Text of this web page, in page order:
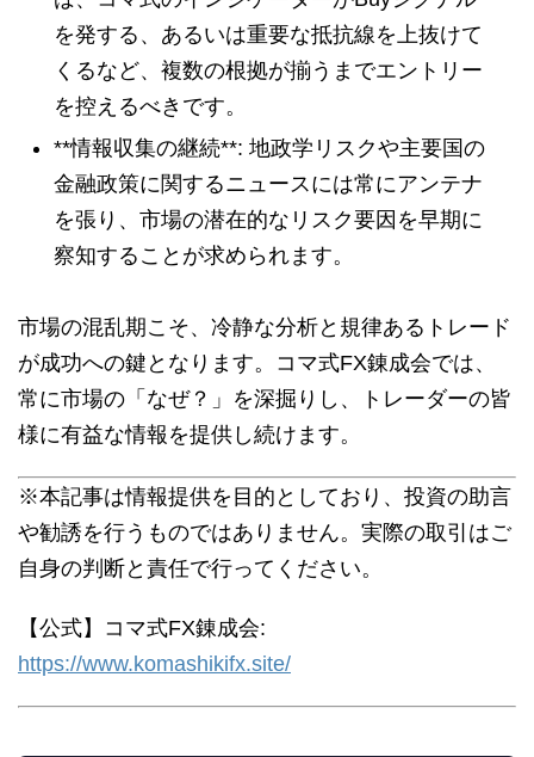
を発する、あるいは重要な抵抗線を上抜けて
くるなど、複数の根拠が揃うまでエントリー
を控えるべきです。
**情報収集の継続**: 地政学リスクや主要国の
金融政策に関するニュースには常にアンテナ
を張り、市場の潜在的なリスク要因を早期に
察知することが求められます。
市場の混乱期こそ、冷静な分析と規律あるトレード
が成功への鍵となります。コマ式FX錬成会では、
常に市場の「なぜ？」を深掘りし、トレーダーの皆
様に有益な情報を提供し続けます。
※本記事は情報提供を目的としており、投資の助言
や勧誘を行うものではありません。実際の取引はご
自身の判断と責任で行ってください。
【公式】コマ式FX錬成会:
https://www.komashikifx.site/